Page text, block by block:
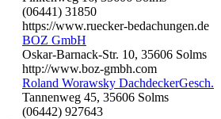
(06441) 31850
https://www.ruecker-bedachungen.de
BOZ GmbH
Oskar-Barnack-Str. 10, 35606 Solms
http://www.boz-gmbh.com
Roland Worawsky DachdeckerGesch.
Tannenweg 45, 35606 Solms
(06442) 927643